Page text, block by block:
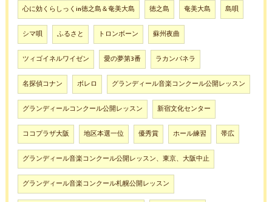
心に効くらしっくin徳之島＆奄美大島 徳之島 奄美大島 島唄
シマ唄 ふるさと トロンボーン 蘇州夜曲
ツィゴイネルワイゼン 愛の夢第3番 ラカンパネラ
名探偵コナン ボレロ グランディール音楽コンクール公開レッスン
グランディールコンクール公開レッスン 新宿文化センター
ココプラザ大阪 地区本選一位 優秀賞 ホール練習 帯広
グランディール音楽コンクール公開レッスン、東京、大阪中止
グランディール音楽コンクール札幌公開レッスン